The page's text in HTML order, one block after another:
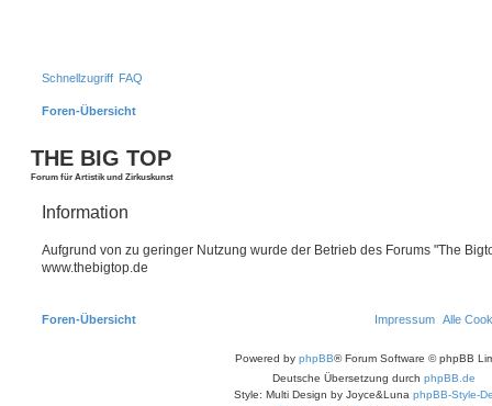
Schnellzugriff FAQ
Foren-Übersicht
THE BIG TOP
Forum für Artistik und Zirkuskunst
Information
Aufgrund von zu geringer Nutzung wurde der Betrieb des Forums "The
www.thebigtop.de
Foren-Übersicht Alle
Impressum
Powered by phpBB® Forum Software © phpBB
Deutsche Übersetzung durch phpBB.de
Style: Multi Design by Joyce&Luna phpBB-Style-